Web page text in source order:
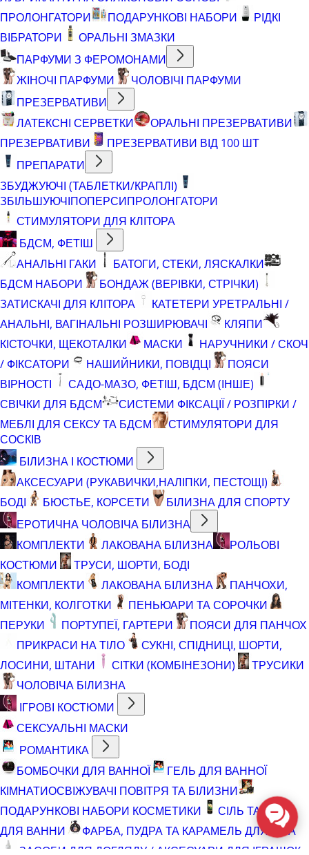
ПРОЛОНГАТОРИ
ПОДАРУНКОВІ НАБОРИ
РІДКІ
ВІБРАТОРИ
ОРАЛЬНІ ЗМАЗКИ
ПАРФУМИ З ФЕРОМОНАМИ
ЖІНОЧІ ПАРФУМИ
ЧОЛОВІЧІ ПАРФУМИ
ПРЕЗЕРВАТИВИ
ЛАТЕКСНІ СЕРВЕТКИ
ОРАЛЬНІ ПРЕЗЕРВАТИВИ
ПРЕЗЕРВАТИВИ
ПРЕЗЕРВАТИВИ ВІД 100 ШТ
ПРЕПАРАТИ
ЗБУДЖУЮЧІ (ТАБЛЕТКИ/КРАПЛІ)
ЗБІЛЬШУЮЧІПОПЕРСИПРОЛОНГАТОРИ
СТИМУЛЯТОРИ ДЛЯ КЛІТОРА
БДСМ, ФЕТІШ
АНАЛЬНІ ГАКИ
БАТОГИ, СТЕКИ, ЛЯСКАЛКИ
БДСМ НАБОРИ
БОНДАЖ (ВЕРІВКИ, СТРІЧКИ)
ЗАТИСКАЧІ ДЛЯ КЛІТОРА
КАТЕТЕРИ УРЕТРАЛЬНІ /
АНАЛЬНІ, ВАГІНАЛЬНІ РОЗШИРЮВАЧІ
КЛЯПИ
КІСТОЧКИ, ЩЕКОТАЛКИ
МАСКИ
НАРУЧНИКИ / СКОЧ
/ ФІКСАТОРИ
НАШИЙНИКИ, ПОВІДЦІ
ПОЯСИ
ВІРНОСТІ
САДО-МАЗО, ФЕТІШ, БДСМ (ІНШЕ)
СВІЧКИ ДЛЯ БДСМ
СИСТЕМИ ФІКСАЦІЇ / РОЗПІРКИ /
МЕБЛІ ДЛЯ СЕКСУ ТА БДСМ
СТИМУЛЯТОРИ ДЛЯ
СОСКІВ
БІЛИЗНА І КОСТЮМИ
АКСЕСУАРИ (РУКАВИЧКИ,НАЛІПКИ, ПЕСТОЩІ)
БОДІ
БЮСТЬЕ, КОРСЕТИ
БІЛИЗНА ДЛЯ СПОРТУ
ЕРОТИЧНА ЧОЛОВІЧА БІЛИЗНА
КОМПЛЕКТИ
ЛАКОВАНА БІЛИЗНА
РОЛЬОВІ
КОСТЮМИ
ТРУСИ, ШОРТИ, БОДІ
КОМПЛЕКТИ
ЛАКОВАНА БІЛИЗНА
ПАНЧОХИ,
МІТЕНКИ, КОЛГОТКИ
ПЕНЬЮАРИ ТА СОРОЧКИ
ПЕРУКИ
ПОРТУПЕЇ, ГАРТЕРИ
ПОЯСИ ДЛЯ ПАНЧОХ
ПРИКРАСИ НА ТІЛО
СУКНІ, СПІДНИЦІ, ШОРТИ,
ЛОСИНИ, ШТАНИ
СІТКИ (КОМБІНЕЗОНИ)
ТРУСИКИ
ЧОЛОВІЧА БІЛИЗНА
ІГРОВІ КОСТЮМИ
СЕКСУАЛЬНІ МАСКИ
РОМАНТИКА
БОМБОЧКИ ДЛЯ ВАННОЇ
ГЕЛЬ ДЛЯ ВАННОЇ
КІМНАТИОСВІЖУВАЧІ ПОВІТРЯ ТА БІЛИЗНИ
ПОДАРУНКОВІ НАБОРИ КОСМЕТИКИ
СІЛЬ ТА ПІНА
ДЛЯ ВАННИ
ФАРБА, ПУДРА ТА КАРАМЕЛЬ ДЛЯ ТІЛА
ЗАСОБИ ДЛЯ ДОГЛЯДУ / АКСЕСУАРИ ДЛЯ ІГРАШОК